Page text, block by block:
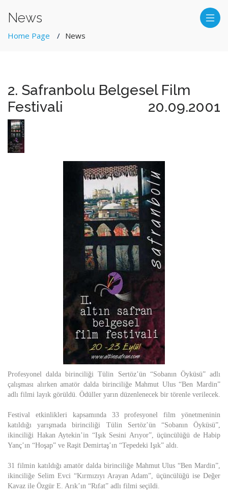
News
Home Page News
2. Safranbolu Belgesel Film
Festivali
20.09.2001
Profesyonel dalda birinciliği Tülin Sertöz’ün “Sobanın Öyküsü” adlı
çalışması alırken amatör dalda birinciliğe Mahmut Ulus “Ben Mardin”
adlı filmi layık görüldü. Ödüller yarın düzenlenecek bir törenle verilecek.
Festival etkinlikleri kapsamında 33 profesyonel film yönetmeninin
katıldığı yarışmada birinciliği Tülin Sertöz’ün “Sobanın Öyküsü”,
ikinciliği Hakan Aytekin’in “Işık Sesini Arıyor”, üçüncülüğü de Habip
Yanç’ın “Hoşap” ve Raşit Demirtaş’ın “Tepedeki Işık” aldı.
31 filmin katıldığı amatör dalda birinciliğe Mahmut Ulus “Ben Mardin”,
ikinciliğe Selim Evci “Kırmızıyı Arayan Adam”, üçüncülüğü ise Değer
Kavaz ile Özgür E. Arık’ın “Rıfat” adlı filmi seçildi.